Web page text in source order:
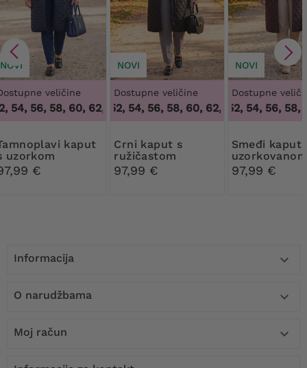
NOVI
veličine
54, 56, 58, 60, 62, 64,48, 50, 52, 54, 56, 58, 60, 62, 64
uzorkom
€
NOVI
Dostupne veličine
48, 50, 52, 54, 56, 58, 60, 62, 64,48, 50, 52,
Crni kaput s
ružičastom
podstavom od
uzorka
97,99 €
NOVI
Dostupne
48, 50, 52, 54, 56, 58,
Smeđi kaput s
podstavom
97,99 €
Informacija 
O narudžbama 
Moj račun 